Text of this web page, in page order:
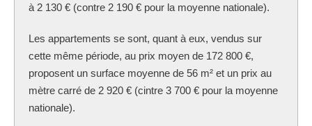
à 2 130 € (contre 2 190 € pour la moyenne nationale).
Les appartements se sont, quant à eux, vendus sur
cette même période, au prix moyen de 172 800 €,
proposent un surface moyenne de 56 m² et un prix au
mètre carré de 2 920 € (cintre 3 700 € pour la moyenne
nationale).